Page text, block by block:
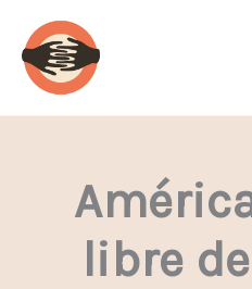
contenido
libre